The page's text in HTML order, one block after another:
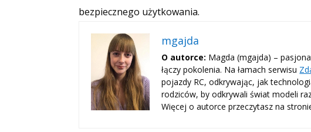
bezpiecznego użytkowania.
mgajda
O autorce: Magda (mgajda) –
łączy pokolenia. Na łamach serwisu
pojazdy RC, odkrywając, jak
rodziców, by odkrywali świat modeli
Więcej o autorce przeczytasz na